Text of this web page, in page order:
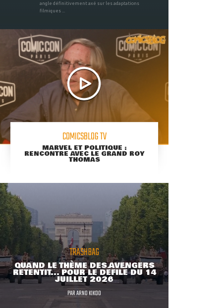
angle définitivement axé sur les adaptations
filmiques ...
COMICSBLOG TV
MARVEL ET POLITIQUE :
RENCONTRE AVEC LE GRAND ROY
THOMAS
TRASHBAG
QUAND LE THÈME DES AVENGERS
RETENTIT... POUR LE DÉFILÉ DU 14
JUILLET 2026
PARARNO KIKOO